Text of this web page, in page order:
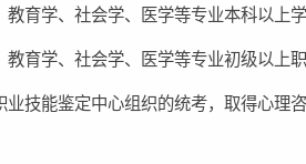
育学、社会学、医学等专业本科以上学
育学、社会学、医学等专业初级以上职
业技能鉴定中心组织的统考，取得心理